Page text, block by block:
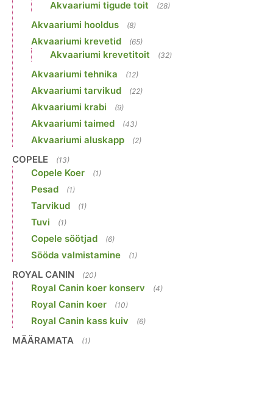
Akvaariumi tigude toit (28)
Akvaariumi hooldus (8)
Akvaariumi krevetid (65)
Akvaariumi krevetitoit (32)
Akvaariumi tehnika (12)
Akvaariumi tarvikud (22)
Akvaariumi krabi (9)
Akvaariumi taimed (43)
Akvaariumi aluskapp (2)
COPELE (13)
Copele Koer (1)
Pesad (1)
Tarvikud (1)
Tuvi (1)
Copele söötjad (6)
Sööda valmistamine (1)
ROYAL CANIN (20)
Royal Canin koer konserv (4)
Royal Canin koer (10)
Royal Canin kass kuiv (6)
MÄÄRAMATA (1)